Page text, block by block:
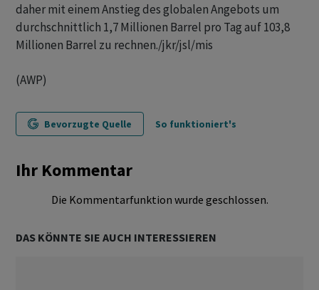
daher mit einem Anstieg des globalen Angebots um
durchschnittlich 1,7 Millionen Barrel pro Tag auf 103,8
Millionen Barrel zu rechnen./jkr/jsl/mis
(AWP)
Bevorzugte Quelle So funktioniert's
Ihr Kommentar
Die Kommentarfunktion wurde geschlossen.
DAS KÖNNTE SIE AUCH INTERESSIEREN